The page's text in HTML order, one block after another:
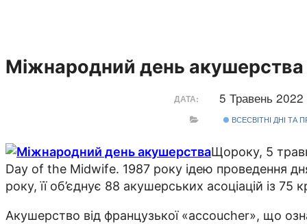
Міжнародний день акушерства
ДАТА: 5 Травень 2022
ВСЕСВІТНІ ДНІ ТА
Щороку, 5
Day of the Midwife. 1987 року ідею проведення
року, її об’єднує 88 акушерських асоціацій із 75
Акушерство від французької «accoucher», що